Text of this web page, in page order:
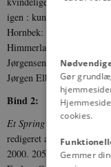
igen : kunstsyn og
Hornbek: Rædselsfylde :
Himmerlandshistorier :
Jørgensen: Johannes V.
Jørgen Elbek: "Johannes
Bind 2:
Et Spring ind i et Billede :
redigeret af Aage
2000. 205 sider
Gør
cookies.
Gemmer